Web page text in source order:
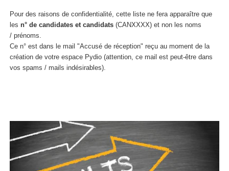
Pour des raisons de confidentialité, cette liste ne fera apparaître que
les n° de candidates et candidats (CANXXXX) et non les noms
/ prénoms.
Ce n° est dans le mail "Accusé de réception" reçu au moment de la
création de votre espace Pydio (attention, ce mail est peut-être dans
vos spams / mails indésirables).